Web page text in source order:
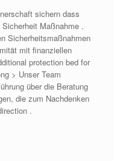
sichern dass
Maßnahme .
Sicherheitsmaßnahmen
mit finanziellen
protection bed for
> Unser Team
über die Beratung
die zum Nachdenken
.